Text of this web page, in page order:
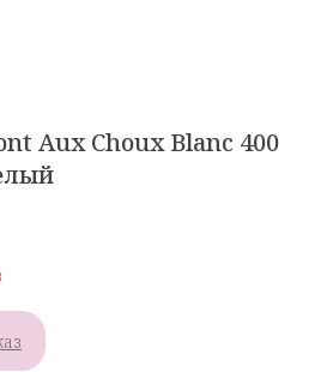
Aux Choux Blanc 400